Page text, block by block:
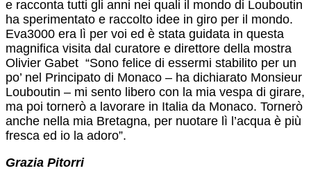
e racconta tutti gli anni nei quali il mondo di Louboutin
ha sperimentato e raccolto idee in giro per il mondo.
Eva3000 era lì per voi ed è stata guidata in questa
magnifica visita dal curatore e direttore della mostra
Olivier Gabet “Sono felice di essermi stabilito per un
po’ nel Principato di Monaco – ha dichiarato Monsieur
Louboutin – mi sento libero con la mia vespa di girare,
ma poi tornerò a lavorare in Italia da Monaco. Tornerò
anche nella mia Bretagna, per nuotare lì l’acqua è più
fresca ed io la adoro”.
Grazia Pitorri